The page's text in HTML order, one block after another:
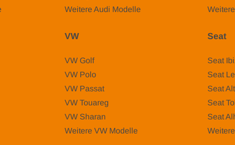
Weitere Audi Modelle
VW
VW Golf
VW Polo
VW Passat
VW Touareg
VW Sharan
Weitere VW Modelle
Seat
Seat
Seat
Seat
Seat
Seat